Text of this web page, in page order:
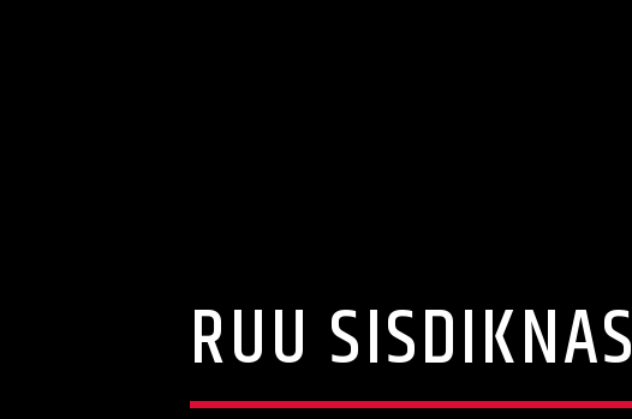
RUU SISDIKNAS